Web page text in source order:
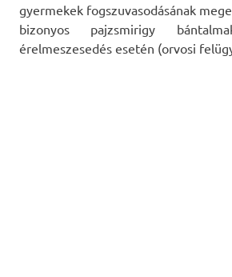
gyermekek fogszuvasodásának
bizonyos pajzsmirigy
érelmeszesedés esetén (orvosi